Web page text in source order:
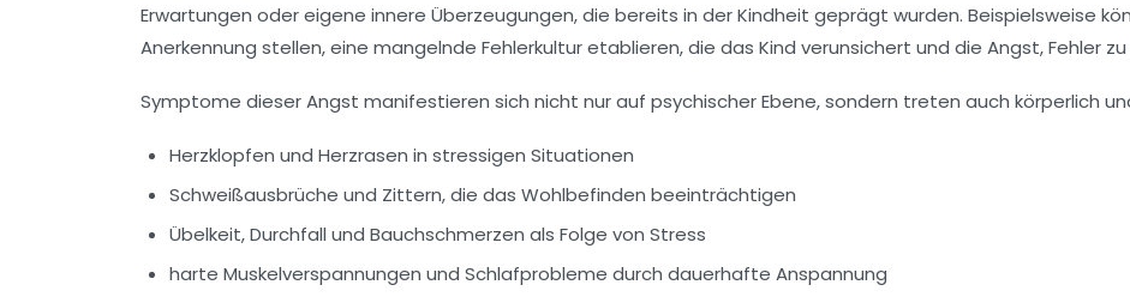
Erwartungen oder eigene innere Überzeugungen, die bereits in der Kindheit geprägt wurden. Beispielsweise
Anerkennung stellen, eine mangelnde Fehlerkultur etablieren, die das Kind verunsichert und die Angst, Fehler
Symptome dieser Angst manifestieren sich nicht nur auf psychischer Ebene, sondern treten auch körperlich
Herzklopfen und Herzrasen in stressigen Situationen
Schweißausbrüche und Zittern, die das Wohlbefinden beeinträchtigen
Übelkeit, Durchfall und Bauchschmerzen als Folge von Stress
harte Muskelverspannungen und Schlafprobleme durch dauerhafte Anspannung